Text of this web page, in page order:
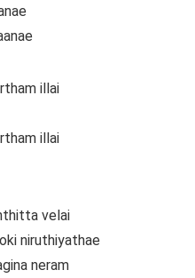
illai
illai
velai
niruthiyathae
neram